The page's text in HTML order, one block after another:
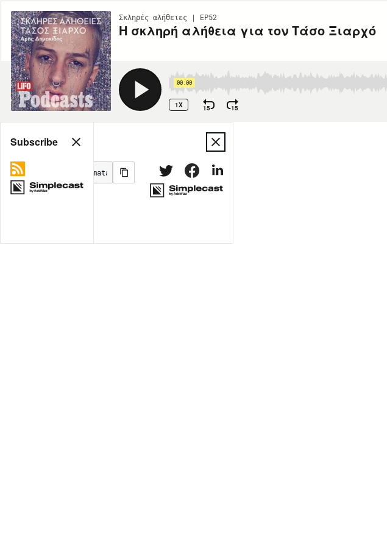
Σκληρές αλήθειες | EP52
Η σκληρή αλήθεια για τον Τάσο Ξιαρχό
00:00
1X 15 15
Share
MORE OPTIONS
Subscribe